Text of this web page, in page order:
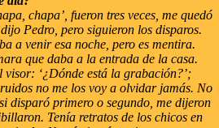
chapa’, fueron tres veces, me quedó
Pedro, pero siguieron los disparos.
a venir esa noche, pero es mentira.
que daba a la entrada de la casa.
‘¿Dónde está la grabación?’;
no me los voy a olvidar jamás. No
disparó primero o segundo, me dijeron
Tenía retratos de los chicos en